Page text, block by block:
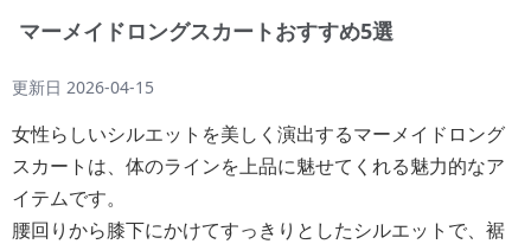
マーメイドロングスカートおすすめ5選
更新日 2026-04-15
女性らしいシルエットを美しく演出するマーメイドロング
スカートは、体のラインを上品に魅せてくれる魅力的なア
イテムです。
腰回りから膝下にかけてすっきりとしたシルエットで、裾